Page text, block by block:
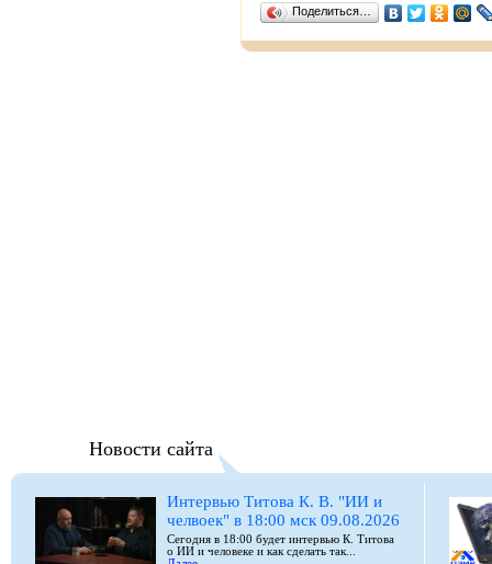
Поделиться…
Новости сайта
Интервью Титова К. В. "ИИ и
челвоек" в 18:00 мск 09.08.2026
Сегодня в 18:00 будет интервью К. Титова
о ИИ и человеке и как сделать так...